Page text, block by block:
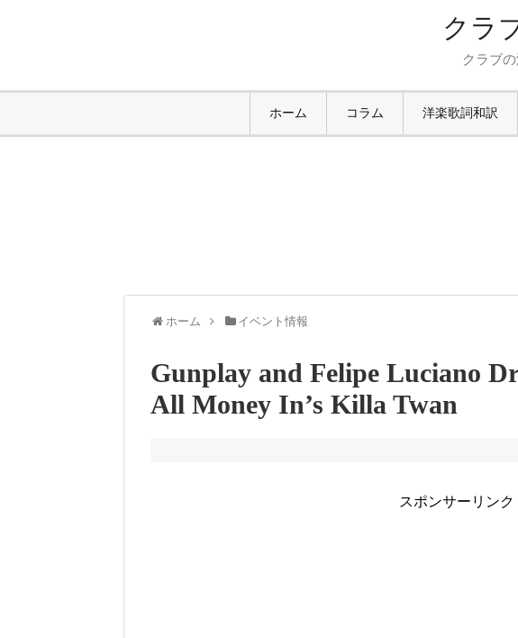
クラ
クラブ
ホーム コラム 洋楽歌詞和訳
ホーム イベント情報
Gunplay and Felipe Luciano
All Money In’s Killa Twan
スポンサーリンク